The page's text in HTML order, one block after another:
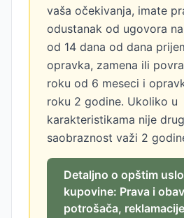
vaša očekivanja, imate
odustanak od ugovora
od 14 dana od dana
opravka, zamena ili
roku od 6 meseci i
roku 2 godine. Ukoliko u
karakteristikama nije
saobraznost važi 2
Detaljno o opštim
kupovine: Prava i
potrošača,